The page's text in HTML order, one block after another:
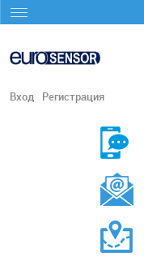
Вход Регистрация